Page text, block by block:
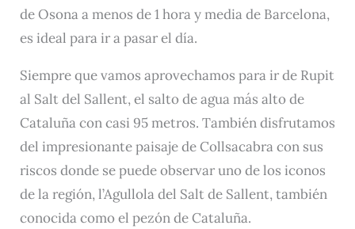
de Osona a menos de 1 hora y media de Barcelona,
es ideal para ir a pasar el día.
Siempre que vamos aprovechamos para ir de Rupit
al Salt del Sallent, el salto de agua más alto de
Cataluña con casi 95 metros. También disfrutamos
del impresionante paisaje de Collsacabra con sus
riscos donde se puede observar uno de los iconos
de la región, l’Agullola del Salt de Sallent, también
conocida como el pezón de Cataluña.